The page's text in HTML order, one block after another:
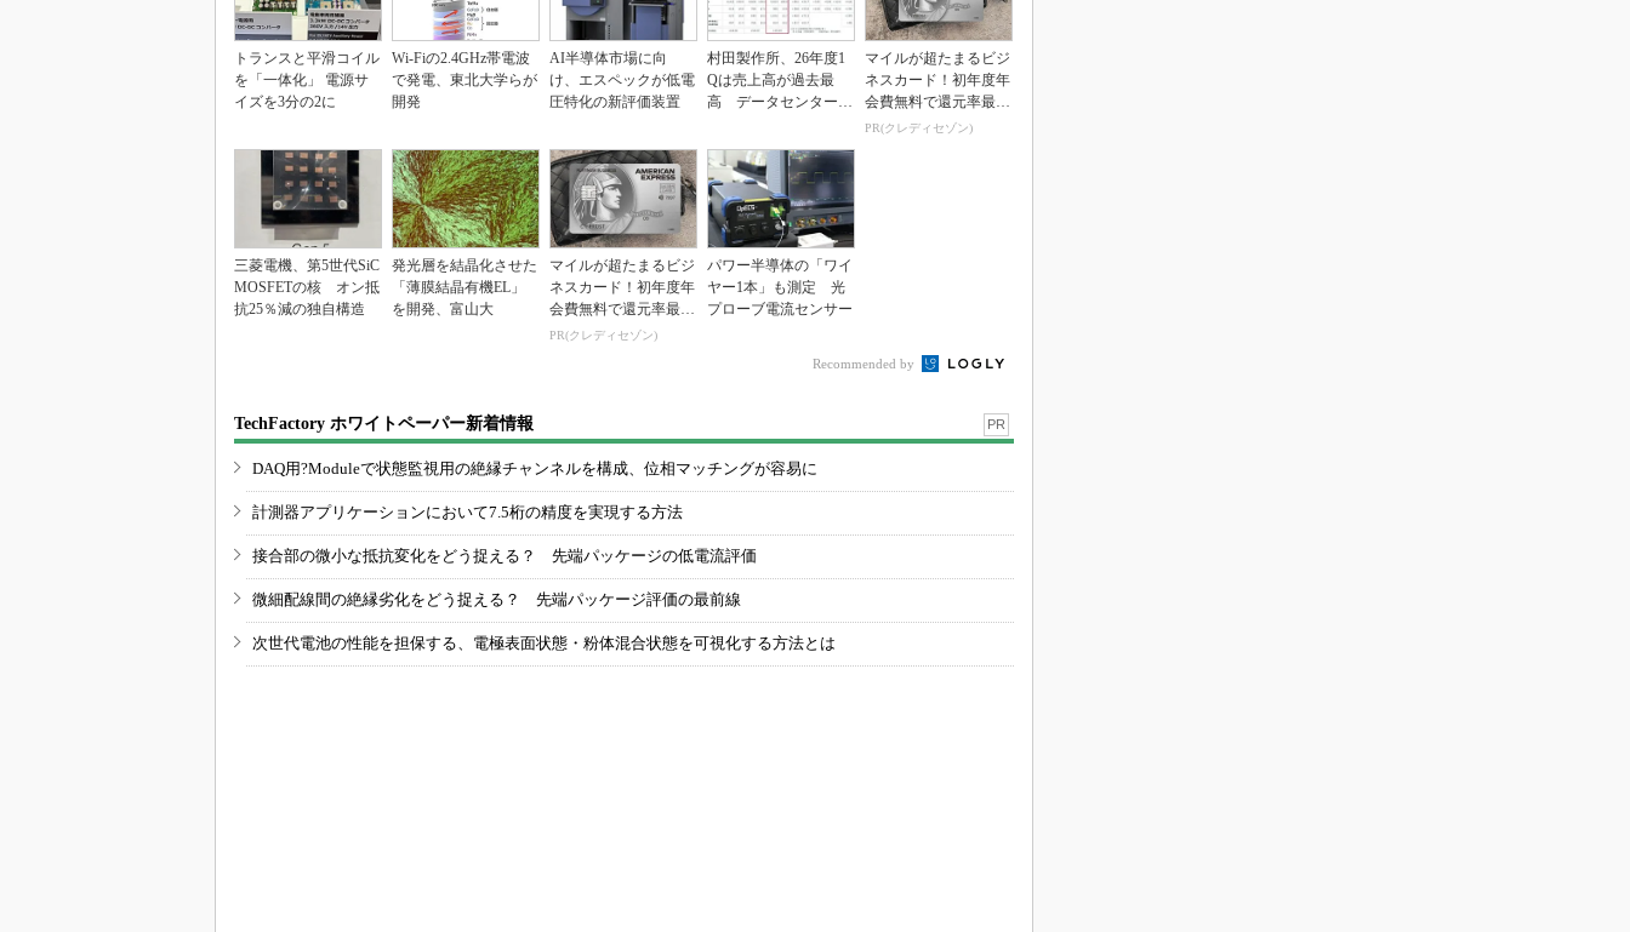
トランスと平滑コイル
を「一体化」 電源サ
イズを3分の2に
Wi-Fiの2.4GHz帯電波
で発電、東北大学らが
開発
AI半導体市場に向
け、エスペックが低電
圧特化の新評価装置
村田製作所、26年度1
Qは売上高が過去最
高 データセンター関
マイルが超たまるビジ
ネスカード！初年度年
会費無料で還元率最大
1.125%
PR(クレディセゾン)
三菱電機、第5世代SiC
MOSFETの核 オン抵
抗25％減の独自構造
発光層を結晶化させた
「薄膜結晶有機EL」
を開発、富山大
マイルが超たまるビジ
ネスカード！初年度年
会費無料で還元率最大
1.125%
PR(クレディセゾン)
パワー半導体の「ワイ
ヤー1本」も測定 光
プローブ電流センサー
Recommended by
TechFactory ホワイトペーパー新着情報 PR
DAQ用?Moduleで状態監視用の絶縁チャンネルを構成、位相マッチングが容易に
計測器アプリケーションにおいて7.5桁の精度を実現する方法
接合部の微小な抵抗変化をどう捉える？ 先端パッケージの低電流評価
微細配線間の絶縁劣化をどう捉える？ 先端パッケージ評価の最前線
次世代電池の性能を担保する、電極表面状態・粉体混合状態を可視化する方法とは